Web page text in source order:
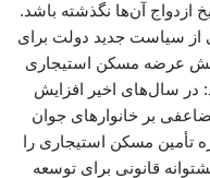
ازدواج آن‌ها نگذشته باشد.
از سیاست جدید دولت برای
عرضه مسکن استیجاری
سال‌های اخیر افزایش
بر خانوارهای جوان
تأمین مسکن استیجاری را
قانونی برای توسعه